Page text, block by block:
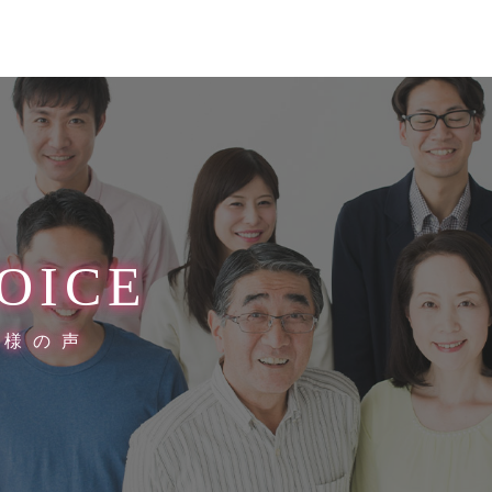
の声